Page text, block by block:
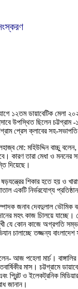
১২তম ডায়াবেটিক
উপস্থিত ছিলেন
প্রেস ক্লাবের সহ-
মো: মহিউদ্দিন বাচ্চু
কারণ তারা মেধা ও
দিয়েছে।
শিকার হতে হয় ও
একটি নির্ভরযোগ্য
জনাব দেবদুলাল
মহৎ কাজ চািলয়ে
যে কোন কাজে অগ্রগতি
চালাচ্ছে তজ্জন্য
আজ পহেলা মার্চ।
মাস। চট্টগ্রামে
প্রিন্ট ও ইলেকট্রনিক
জানান।